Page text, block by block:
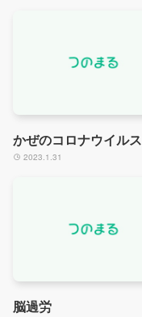
かぜのコロナウイルス
2023.1.31
脳過労